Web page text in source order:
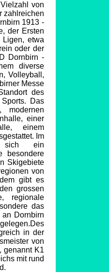
von
zahlreichen
1913 -
der Ersten
Ligen, etwa
oder der
Dornbirn -
diverse
Volleyball,
Messe
des
Das
modernen
einer
einem
Im
sich ein
besondere
Skigebiete
von
gibt es
grossen
regionale
das
Dornbirn
in der
von
genannt K1
mit rund